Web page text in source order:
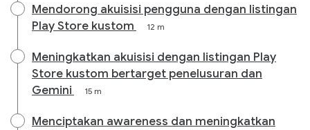
Mendorong akuisisi pengguna dengan listingan
Play Store kustom
12 m
Meningkatkan akuisisi dengan listingan Play
Store kustom bertarget penelusuran dan
Gemini
15 m
Menciptakan awareness dan meningkatkan